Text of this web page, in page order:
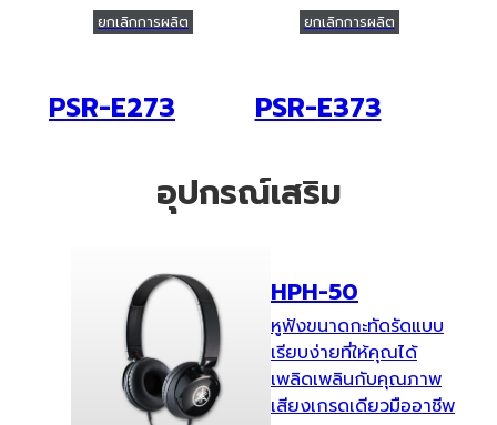
PSR-E273
ยกเลิกการผลิต
PSR-E373
ยกเลิกการผลิต
อุปกรณ์เสริม
HPH-50
หูฟังขนาดกะทัดรัดแบบ
เรียบง่ายที่ให้คุณได้
เพลิดเพลินกับคุณภาพ
เสียงเกรดเดียวมืออาชีพ